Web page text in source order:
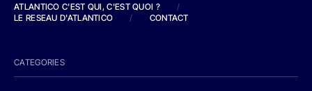
ATLANTICO C'EST QUI, C'EST QUOI ?
/
LE RESEAU D'ATLANTICO
/ CONTACT
CATEGORIES